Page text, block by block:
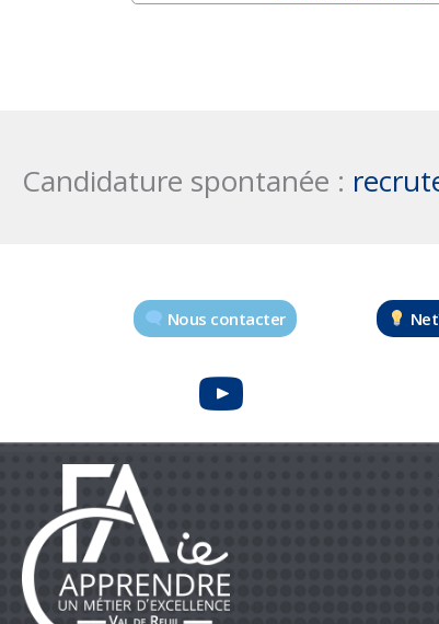
Candidature spontanée :
Nous contacter